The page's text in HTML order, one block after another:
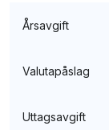
Årsavgift
Valutapåslag
Uttagsavgift